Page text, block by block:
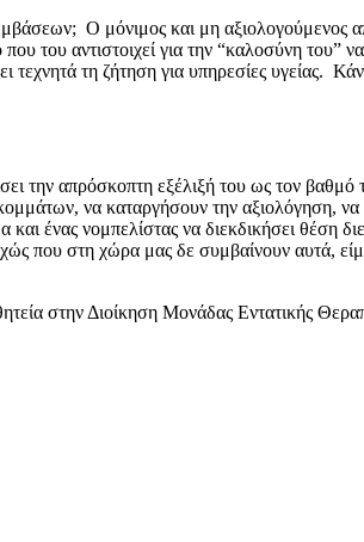
Ο μόνιμος και μη αξιολογούμενος
του αντιστοιχεί για την “καλοσύνη του”
τη ζήτηση για υπηρεσίες υγείας.
την απρόσκοπτη εξέλιξή του ως τον
να καταργήσουν την αξιολόγηση,
και ένας νομπελίστας να διεκδικήσει
που στη χώρα μας δε συμβαίνουν αυτά,
στην Διοίκηση Μονάδας Εντατικής